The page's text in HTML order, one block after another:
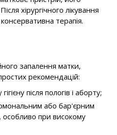
хірургічного лікування
терапія.
запалення матки,
рекомендацій:
після пологів і аборту;
або бар'єрним
особливо при високому